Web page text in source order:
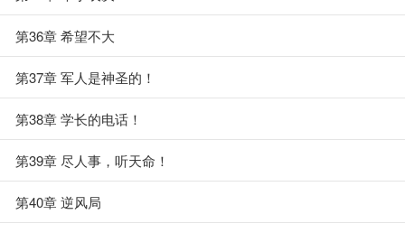
第36章 希望不大
第37章 军人是神圣的！
第38章 学长的电话！
第39章 尽人事，听天命！
第40章 逆风局